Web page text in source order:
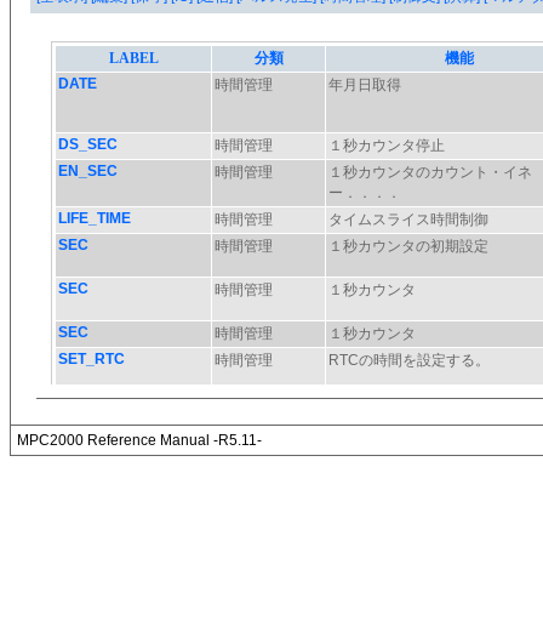
MPC2000 Reference Manual -R5.11-